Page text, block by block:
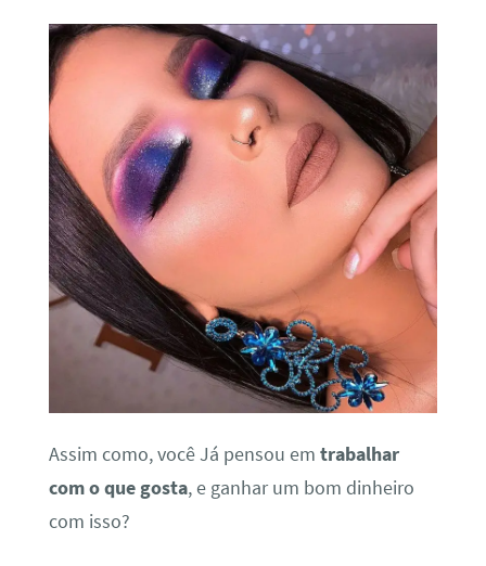
Assim como, você Já pensou em trabalhar
com o que gosta, e ganhar um bom dinheiro
com isso?